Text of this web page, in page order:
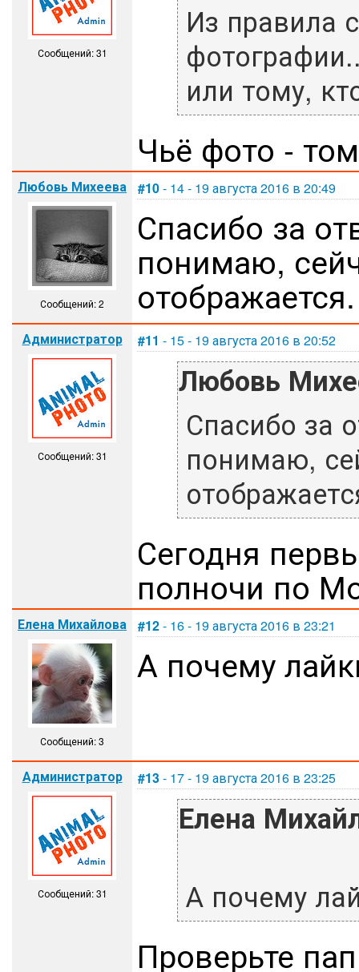
Сообщений: 31
Из правила
или тому,
Чьё фото -
Любовь Михеева
Сообщений: 2
#10- 14 - 19 августа 2016 в 20:49
Спасибо за
понимаю,
отображается.
Администратор
Сообщений: 31
#11 - 15 - 19 августа 2016 в 20:52
Любовь
Спасибо за
понимаю,
Сегодня
полночи по
Елена Михайлова
Сообщений: 3
#12- 16 - 19 августа 2016 в 23:21
А почему
Администратор
Сообщений: 31
#13- 17 - 19 августа 2016 в 23:25
Елена
А почему
Проверьте